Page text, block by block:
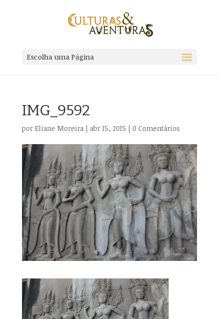
Escolha uma Página
IMG_9592
por Eliane Moreira| abr 15, 2015 | 0 Comentários